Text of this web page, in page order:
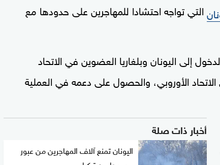
التي تواجه احتشادا للمهاجرين على حدودها مع
إلى اليونان وبلغاريا العضوين في الاتحاد
الأوروبي، والحصول على دعمه في العملية
أخبار ذات صلة
اليونان تمنع آلاف المهاجرين من عبور